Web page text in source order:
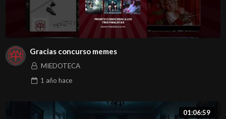
Gracias concurso memes
MIEDOTECA
1 año hace
01:06:59